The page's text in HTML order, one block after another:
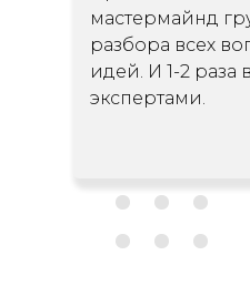
мастермайнд
разбора всех
идей. И 1-2 раза
экспертами.